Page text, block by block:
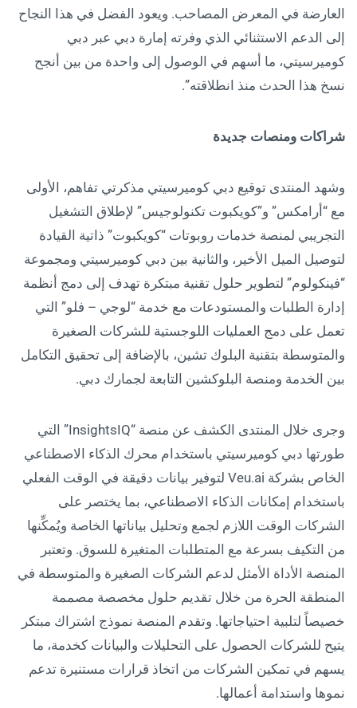
العارضة في المعرض المصاحب. ويعود الفضل في هذا النجاح
إلى الدعم الاستثنائي الذي وفرته إمارة دبي عبر دبي
كوميرسيتي، ما أسهم في الوصول إلى واحدة من بين أنجح
نسخ هذا الحدث منذ انطلاقته”.
شراكات ومنصات جديدة
وشهد المنتدى توقيع دبي كوميرسيتي مذكرتي تفاهم، الأولى
مع “أرامكس” و”كويكبوت تكنولوجيس” لإطلاق التشغيل
التجريبي لمنصة خدمات روبوتات “كويكبوت” ذاتية القيادة
لتوصيل الميل الأخير، والثانية بين دبي كوميرسيتي ومجموعة
“فينكولوم” لتطوير حلول تقنية مبتكرة تهدف إلى دمج أنظمة
إدارة الطلبات والمستودعات مع خدمة “لوجي – فلو” التي
تعمل على دمج العمليات اللوجستية للشركات الصغيرة
والمتوسطة بتقنية البلوك تشين، بالإضافة إلى تحقيق التكامل
بين الخدمة ومنصة البلوكشين التابعة لجمارك دبي.
وجرى خلال المنتدى الكشف عن منصة “InsightsIQ” التي
طورتها دبي كوميرسيتي باستخدام محرك الذكاء الاصطناعي
الخاص بشركة Veu.ai لتوفير بيانات دقيقة في الوقت الفعلي
باستخدام إمكانات الذكاء الاصطناعي، بما يختصر على
الشركات الوقت اللازم لجمع وتحليل بياناتها الخاصة ويُمكِّنها
من التكيف بسرعة مع المتطلبات المتغيرة للسوق. وتعتبر
المنصة الأداة الأمثل لدعم الشركات الصغيرة والمتوسطة في
المنطقة الحرة من خلال تقديم حلول مخصصة مصممة
خصيصاً لتلبية احتياجاتها. وتقدم المنصة نموذج اشتراك مبتكر
يتيح للشركات الحصول على التحليلات والبيانات كخدمة، ما
يسهم في تمكين الشركات من اتخاذ قرارات مستنيرة تدعم
نموها واستدامة أعمالها.